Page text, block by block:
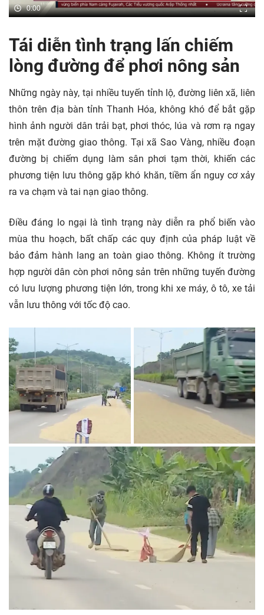
0:00
Tái diễn tình trạng lấn chiếm
lòng đường để phơi nông sản
Những ngày này, tại nhiều tuyến tỉnh lộ, đường liên xã, liên
thôn trên địa bàn tỉnh Thanh Hóa, không khó để bắt gặp
hình ảnh người dân trải bạt, phơi thóc, lúa và rơm rạ ngay
trên mặt đường giao thông. Tại xã Sao Vàng, nhiều đoạn
đường bị chiếm dụng làm sân phơi tạm thời, khiến các
phương tiện lưu thông gặp khó khăn, tiềm ẩn nguy cơ xảy
ra va chạm và tai nạn giao thông.
Điều đáng lo ngại là tình trạng này diễn ra phổ biến vào
mùa thu hoạch, bất chấp các quy định của pháp luật về
bảo đảm hành lang an toàn giao thông. Không ít trường
hợp người dân còn phơi nông sản trên những tuyến đường
có lưu lượng phương tiện lớn, trong khi xe máy, ô tô, xe tải
vẫn lưu thông với tốc độ cao.